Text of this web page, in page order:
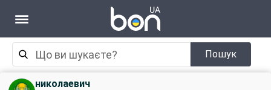
Пошук
николаевич